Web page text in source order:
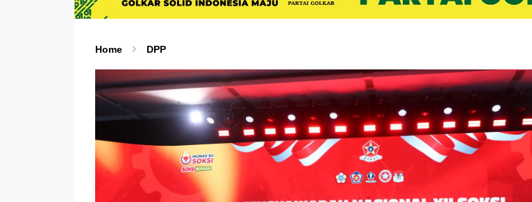
Home DPP